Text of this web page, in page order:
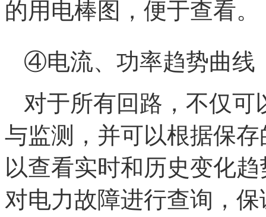
的用电棒图，便于查看。
④电流、功率趋势曲线
对于所有回路，不仅
与监测，并可以根据保
以查看实时和历史变化
对电力故障进行查询，